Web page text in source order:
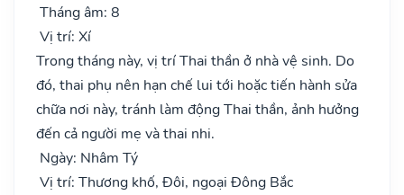
Tháng âm: 8
Vị trí: Xí
Trong tháng này, vị trí Thai thần ở nhà vệ sinh. Do
đó, thai phụ nên hạn chế lui tới hoặc tiến hành sửa
chữa nơi này, tránh làm động Thai thần, ảnh hưởng
đến cả người mẹ và thai nhi.
Ngày: Nhâm Tý
Vị trí: Thương khố, Đôi, ngoại Đông Bắc